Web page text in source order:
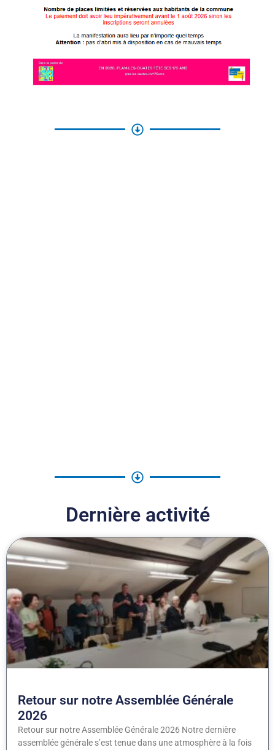
Dernière activité
Retour sur notre Assemblée Générale
2026
Retour sur notre Assemblée Générale 2026 Notre dernière
assemblée générale s’est tenue dans une atmosphère à la fois